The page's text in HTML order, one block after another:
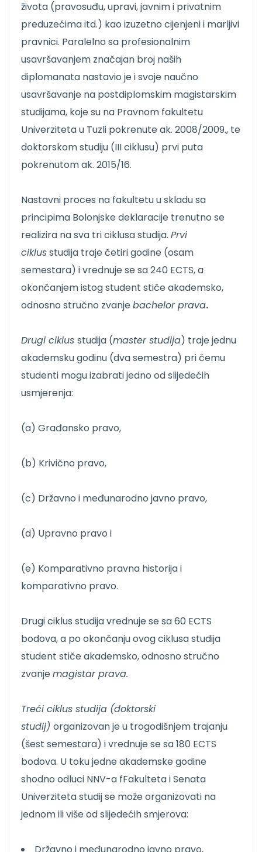
života (pravosuđu, upravi, javnim i privatnim
preduzećima itd.) kao izuzetno cijenjeni i marljivi
pravnici. Paralelno sa profesionalnim
usavršavanjem značajan broj naših
diplomanata nastavio je i svoje naučno
usavršavanje na postdiplomskim magistarskim
studijama, koje su na Pravnom fakultetu
Univerziteta u Tuzli pokrenute ak. 2008/2009., te
doktorskom studiju (III ciklusu) prvi puta
pokrenutom ak. 2015/16.
Nastavni proces na fakultetu u skladu sa
principima Bolonjske deklaracije trenutno se
realizira na sva tri ciklusa studija. Prvi
ciklusstudija traje četiri godine (osam
semestara) i vrednuje se sa 240 ECTS, a
okončanjem istog student stiče akademsko,
odnosno stručno zvanjebachelor prava.
Drugi ciklus studija (master studija) traje jednu
akademsku godinu (dva semestra) pri čemu
studenti mogu izabrati jedno od slijedećih
usmjerenja:
(a) Građansko pravo,
(b) Krivično pravo,
(c) Državno i međunarodno javno pravo,
(d) Upravno pravo i
(e) Komparativno pravna historija i
komparativno pravo.
Drugi ciklus studija vrednuje se sa 60 ECTS
bodova, a po okončanju ovog ciklusa studija
student stiče akademsko, odnosno stručno
zvanjemagistar prava.
Treći ciklus studija (doktorski
studij) organizovan je u trogodišnjem trajanju
(šest semestara) i vrednuje se sa 180 ECTS
bodova. U toku jedne akademske godine
shodno odluci NNV-a fFakulteta i Senata
Univerziteta studij se može organizovati na
jednom ili više od slijedećih smjerova: